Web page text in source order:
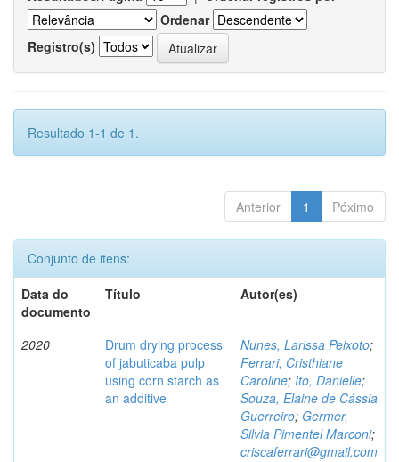
Ordenar
Registro(s)
Resultado 1-1 de 1.
Anterior 1 Póximo
Conjunto de itens:
Data do
documento
Título Autor(es)
2020
Drum drying process
of jabuticaba pulp
using corn starch as
an additive
Nunes, Larissa Peixoto;
Ferrari, Cristhiane
Caroline; Ito, Danielle;
Souza, Elaine de Cássia
Guerreiro; Germer,
Silvia Pimentel Marconi;
criscaferrari@gmail.com